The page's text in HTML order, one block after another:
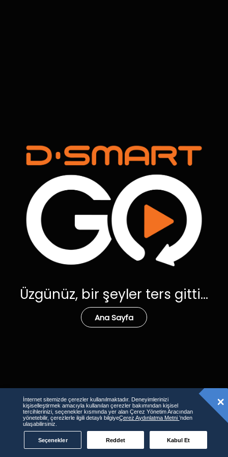
Üzgünüz, bir şeyler ters gitti...
Ana Sayfa
İnternet sitemizde çerezler kullanılmaktadır. Deneyimlerinizi
kişiselleştirmek amacıyla kullanılan çerezler bakımından kişisel
tercihlerinizi, seçenekler kısmında yer alan Çerez Yönetim Aracından
yönetebilir, çerezlerle ilgili detaylı bilgiyeÇerez Aydınlatma Metni’nden
ulaşabilirsiniz.
Seçenekler Reddet Kabul Et